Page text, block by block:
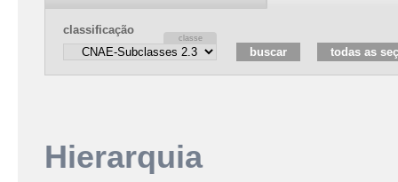
classificação
Hierarquia